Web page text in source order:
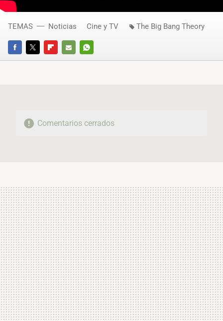
FACEBOOKTWITTERFLIPBOARD
E-
WHATSAPP
TEMAS Noticias Cine y TV The Big Bang Theory
Comentarios cerrados